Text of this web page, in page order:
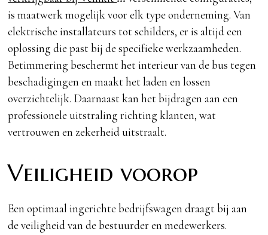
is maatwerk mogelijk voor elk type onderneming. Van
elektrische installateurs tot schilders, er is altijd een
oplossing die past bij de specifieke werkzaamheden.
Betimmering beschermt het interieur van de bus tegen
beschadigingen en maakt het laden en lossen
overzichtelijk. Daarnaast kan het bijdragen aan een
professionele uitstraling richting klanten, wat
vertrouwen en zekerheid uitstraalt.
Veiligheid voorop
Een optimaal ingerichte bedrijfswagen draagt bij aan
de veiligheid van de bestuurder en medewerkers.